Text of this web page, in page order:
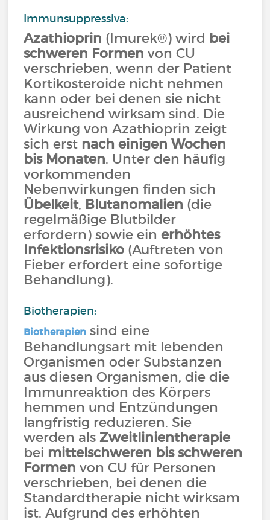
Immunsuppressiva:
Azathioprin (Imurek®) wird bei
schweren Formen von CU
verschrieben, wenn der Patient
Kortikosteroide nicht nehmen
kann oder bei denen sie nicht
ausreichend wirksam sind. Die
Wirkung von Azathioprin zeigt
sich erst nach einigen Wochen
bis Monaten. Unter den häufig
vorkommenden
Nebenwirkungen finden sich
Übelkeit, Blutanomalien (die
regelmäßige Blutbilder
erfordern) sowie einerhöhtes
Infektionsrisiko (Auftreten von
Fieber erfordert eine sofortige
Behandlung).
Biotherapien:
Biotherapien sind eine
Behandlungsart mit lebenden
Organismen oder Substanzen
aus diesen Organismen, die die
Immunreaktion des Körpers
hemmen und Entzündungen
langfristig reduzieren. Sie
werden alsZweitlinientherapie
bei mittelschweren bis schweren
Formen von CU für Personen
verschrieben, bei denen die
Standardtherapie nicht wirksam
ist. Aufgrund des erhöhten